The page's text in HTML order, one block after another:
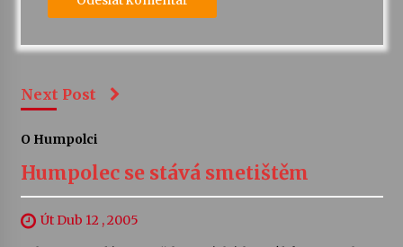
Next Post
O Humpolci
Humpolec se stává smetištěm
Út Dub 12 , 2005